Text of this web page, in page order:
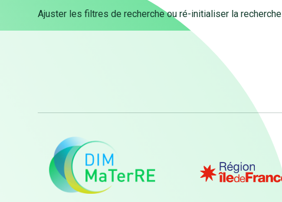
Ajuster les filtres de recherche ou ré-initialiser la recherche